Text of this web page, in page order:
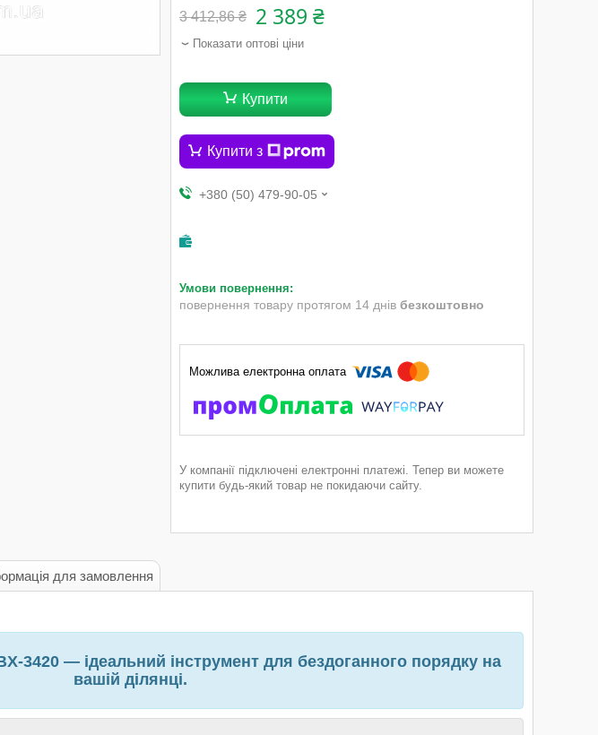
3 412,86 ₴ 2 389 ₴
Показати оптові ціни
Купити
Купити з
+380 (50) 479-90-05
повернення товару протягом 14 днів безкоштовно
У компанії підключені електронні платежі. Тепер ви можете
купити будь-який товар не покидаючи сайту.
для замовлення
3420 — ідеальний інструмент для бездоганного порядку на
вашій ділянці.